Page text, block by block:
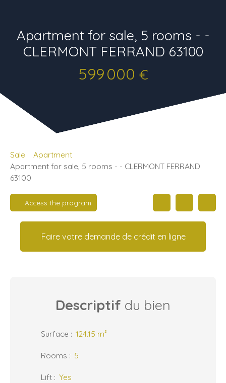
Apartment for sale, 5 rooms - -
CLERMONT FERRAND 63100
599 000 €
Sale
Apartment
Apartment for sale, 5 rooms - - CLERMONT FERRAND
63100
Access the program
Faire votre demande de crédit en ligne
Descriptif du bien
Surface : 124.15 m²
Rooms : 5
Lift : Yes